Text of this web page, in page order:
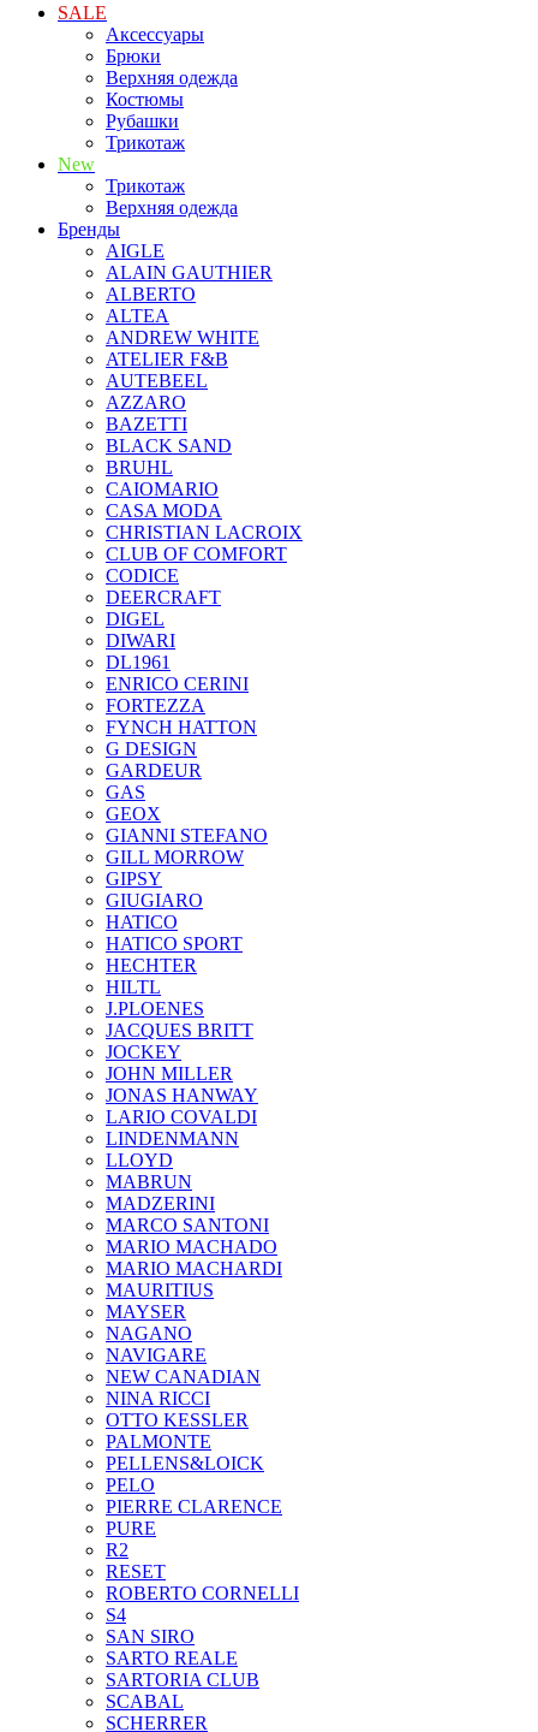
SALE
Аксессуары
Брюки
Верхняя одежда
Костюмы
Рубашки
Трикотаж
New
Трикотаж
Верхняя одежда
Бренды
AIGLE
ALAIN GAUTHIER
ALBERTO
ALTEA
ANDREW WHITE
ATELIER F&B
AUTEBEEL
AZZARO
BAZETTI
BLACK SAND
BRUHL
CAIOMARIO
CASA MODA
CHRISTIAN LACROIX
CLUB OF COMFORT
CODICE
DEERCRAFT
DIGEL
DIWARI
DL1961
ENRICO CERINI
FORTEZZA
FYNCH HATTON
G DESIGN
GARDEUR
GAS
GEOX
GIANNI STEFANO
GILL MORROW
GIPSY
GIUGIARO
HATICO
HATICO SPORT
HECHTER
HILTL
J.PLOENES
JAСQUES BRITT
JOCKEY
JOHN MILLER
JONAS HANWAY
LARIO COVALDI
LINDENMANN
LLOYD
MABRUN
MADZERINI
MARCO SANTONI
MARIO MACHADO
MARIO MACHARDI
MAURITIUS
MAYSER
NAGANO
NAVIGARE
NEW CANADIAN
NINA RICCI
OTTO KESSLER
PALMONTE
PELLENS&LOICK
PELO
PIERRE CLARENCE
PURE
R2
RESET
ROBERTO CORNELLI
S4
SAN SIRO
SARTO REALE
SARTORIA CLUB
SCABAL
SCHERRER